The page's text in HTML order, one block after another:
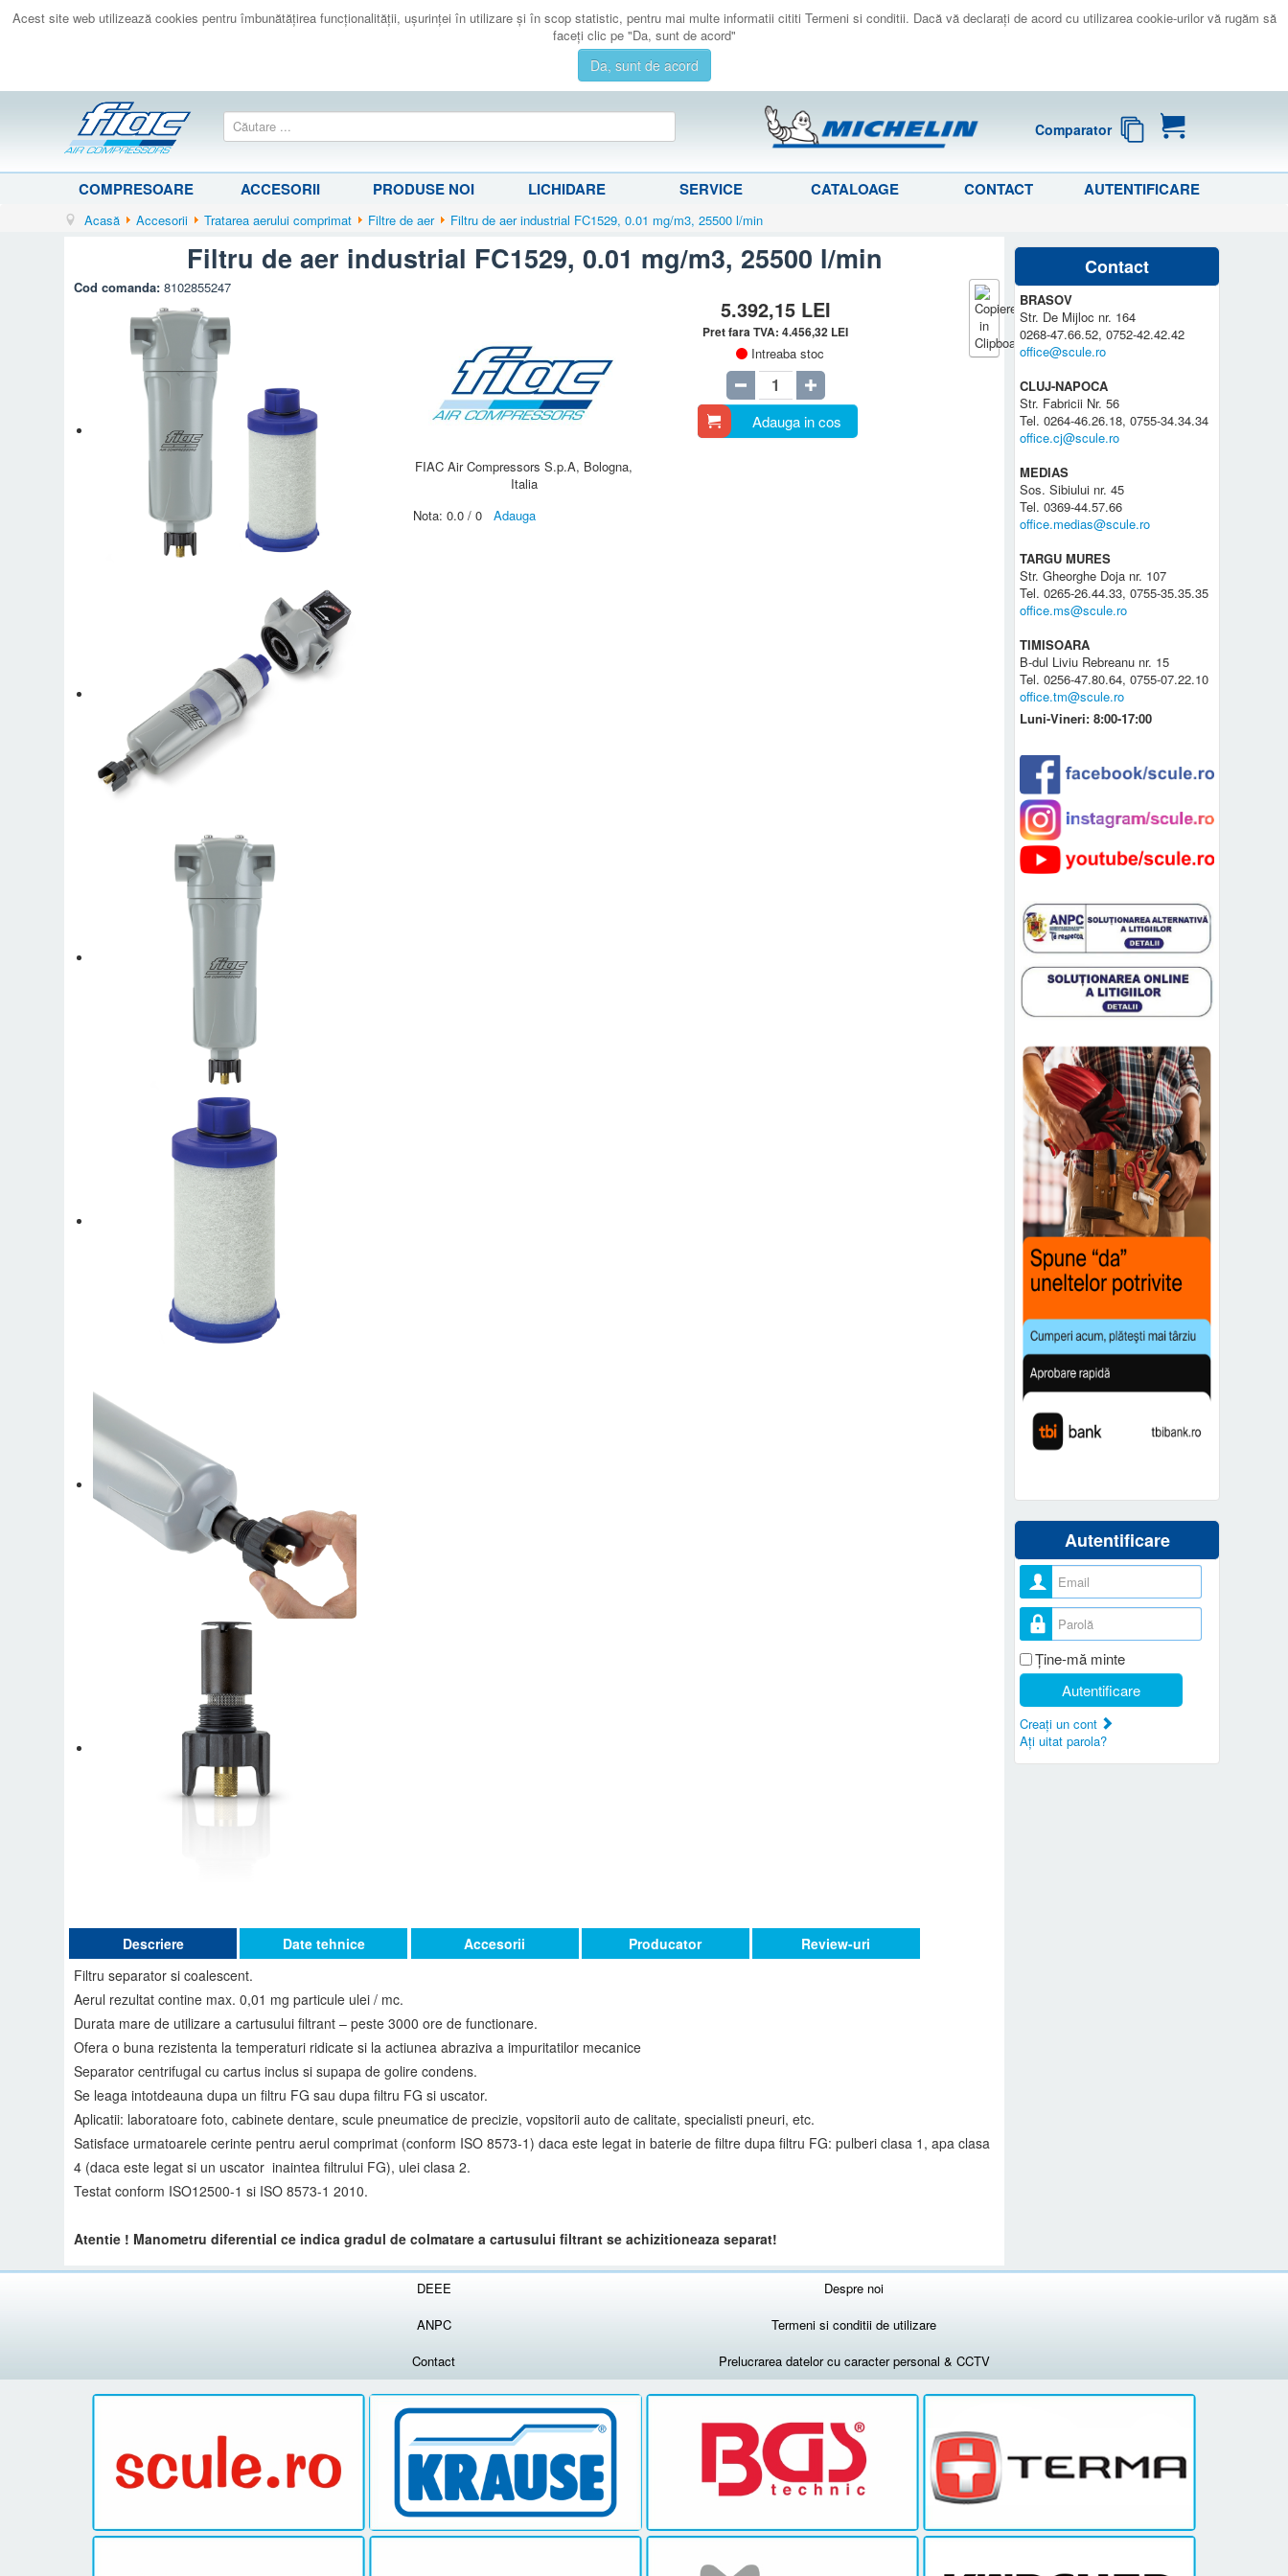
Acest site web utilizează cookies pentru îmbunătăţirea funcţionalităţii, uşurinţei în utilizare şi în scop statistic, pentru mai multe informatii cititi Termeni si conditii. Dacă vă declaraţi de acord cu utilizarea cookie-urilor vă rugăm să
faceţi clic pe "Da, sunt de acord"
Da, sunt de acord
Comparator
COMPRESOARE ACCESORII PRODUSE NOI LICHIDARE SERVICE CATALOAGE CONTACT AUTENTIFICARE
Acasă Accesorii Tratarea aerului comprimat Filtre de aer Filtru de aer industrial FC1529, 0.01 mg/m3, 25500 l/min
Filtru de aer industrial FC1529, 0.01 mg/m3, 25500 l/min
Cod comanda:8102855247
FIAC Air Compressors S.p.A, Bologna,
Italia
Nota: 0.0 / 0 Adauga
5.392,15 LEI
Pret fara TVA:4.456,32 LEI
Intreaba stoc
Adauga in cos
Descriere
Filtru separator si coalescent.
Aerul rezultat contine max. 0,01 mg particule ulei / mc.
Durata mare de utilizare a cartusului filtrant – peste 3000 ore de functionare.
Ofera o buna rezistenta la temperaturi ridicate si la actiunea abraziva a impuritatilor mecanice
Separator centrifugal cu cartus inclus si supapa de golire condens.
Se leaga intotdeauna dupa un filtru FG sau dupa filtru FG si uscator.
Aplicatii: laboratoare foto, cabinete dentare, scule pneumatice de precizie, vopsitorii auto de calitate, specialisti pneuri, etc.
Satisface urmatoarele cerinte pentru aerul comprimat (conform ISO 8573-1) daca este legat in baterie de filtre dupa filtru FG: pulberi clasa 1, apa clasa
4 (daca este legat si un uscator inaintea filtrului FG), ulei clasa 2.
Testat conform ISO12500-1 si ISO 8573-1 2010.
Atentie ! Manometru diferential ce indica gradul de colmatare a cartusului filtrant se achizitioneaza separat!
Date tehnice Accesorii Producator Review-uri
Contact
BRASOV
Str. De Mijloc nr. 164
0268-47.66.52, 0752-42.42.42
office@scule.ro
CLUJ-NAPOCA
Str. Fabricii Nr. 56
Tel. 0264-46.26.18, 0755-34.34.34
office.cj@scule.ro
MEDIAS
Sos. Sibiului nr. 45
Tel. 0369-44.57.66
office.medias@scule.ro
TARGU MURES
Str. Gheorghe Doja nr. 107
Tel. 0265-26.44.33, 0755-35.35.35
office.ms@scule.ro
TIMISOARA
B-dul Liviu Rebreanu nr. 15
Tel. 0256-47.80.64, 0755-07.22.10
office.tm@scule.ro
Luni-Vineri: 8:00-17:00
Autentificare
Nume utilizator
Parolă
Ţine-mă minte
Autentificare
Creaţi un cont
Aţi uitat parola?
DEEE
Despre noi
ANPC
Termeni si conditii de utilizare
Contact
Prelucrarea datelor cu caracter personal & CCTV